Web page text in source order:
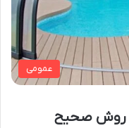
عمومی
روش صحیح